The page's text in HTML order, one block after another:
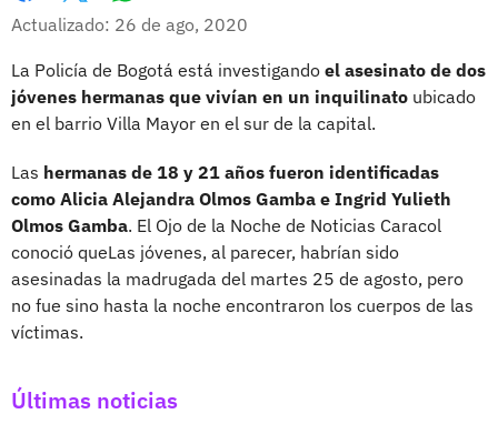
Facebook
X
Actualizado: 26 de ago, 2020
La Policía de Bogotá está investigando el asesinato de dos
jóvenes hermanas que vivían en un inquilinato ubicado
en el barrio Villa Mayor en el sur de la capital.
Las hermanas de 18 y 21 años fueron identificadas
como Alicia Alejandra Olmos Gamba e Ingrid Yulieth
Olmos Gamba. El Ojo de la Noche de Noticias Caracol
conoció queLas jóvenes, al parecer, habrían sido
asesinadas la madrugada del martes 25 de agosto, pero
no fue sino hasta la noche encontraron los cuerpos de las
víctimas.
Últimas noticias